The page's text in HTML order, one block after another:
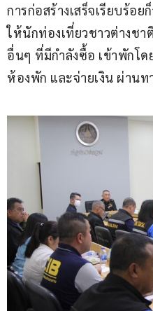
การก่อสร้างเสร็จเรียบร้อ
ให้นักท่องเที่ยวชาวต่างช
อื่นๆ ที่มีกำลังซื้อ เข้าพักโ
ห้องพัก และจ่ายเงิน ผ่านท